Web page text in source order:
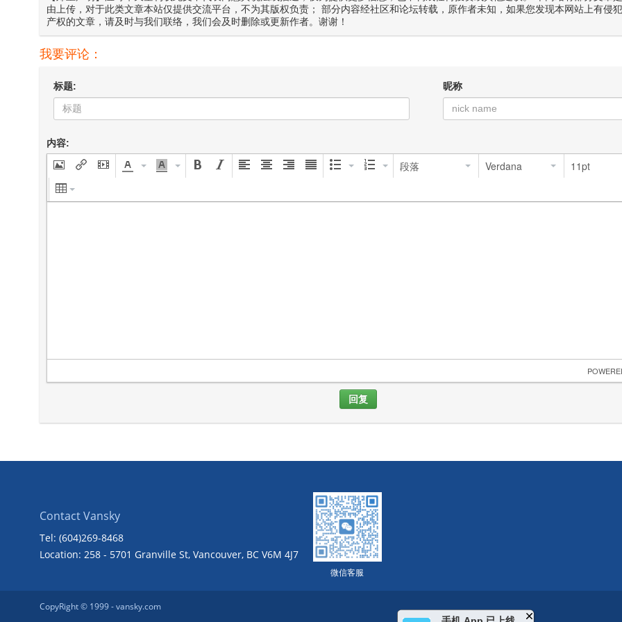
由上传，对于此类文章本站仅提供交流平台，不为其版权负责； 部分内容经社区和论坛转载，原作者未知，如果您发现本网站上有侵
产权的文章，请及时与我们联络，我们会及时删除或更新作者。谢谢！
我要评论：
标题: 昵称
内容:
段落 Verdana 11pt
回复
Contact Vansky
Tel: (604)269-8468
Location: 258 - 5701 Granville St, Vancouver, BC V6M 4J7
微信客服
CopyRight © 1999 -vansky.com